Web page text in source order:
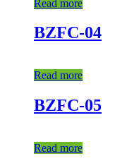
Read more
BZFC-04
Read more
BZFC-05
Read more